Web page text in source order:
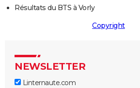
Résultats du BTS à Vorly
Copyright
NEWSLETTER
Linternaute.com